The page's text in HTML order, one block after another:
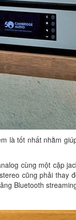
là tốt nhất nhằm
cùng một cặp
cũng phải thay
Bluetooth